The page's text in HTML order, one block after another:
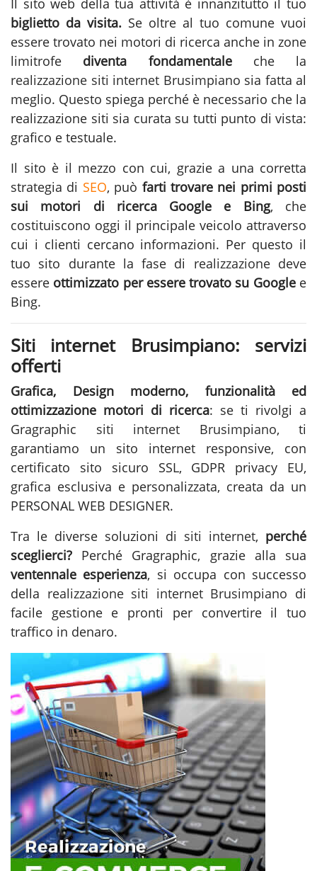
biglietto da visita. Se oltre al tuo comune vuoi
essere trovato nei motori di ricerca anche in zone
limitrofe diventa fondamentaleche la
realizzazione siti internet Brusimpiano sia fatta al
meglio. Questo spiega perché è necessario che la
realizzazione siti sia curata su tutti punto di vista:
grafico e testuale.
Il sito è il mezzo con cui, grazie a una corretta
strategia di SEO, può farti trovare nei primi posti
sui motori di ricerca Google e Bing, che
costituiscono oggi il principale veicolo attraverso
cui i clienti cercano informazioni. Per questo il
tuo sito durante la fase di realizzazionedeve
essere ottimizzato per essere trovato su Googlee
Bing.
Siti internet Brusimpiano: servizi
offerti
Grafica, Design moderno, funzionalità ed
ottimizzazione motori di ricerca: se ti rivolgi a
Gragraphic siti internet Brusimpiano, ti
garantiamo un sito internet responsive, con
certificato sito sicuro SSL, GDPR privacy EU,
grafica esclusiva e personalizzata, creata da un
PERSONAL WEB DESIGNER.
Tra le diverse soluzioni di siti internet, perché
sceglierci? Perché Gragraphic, grazie alla sua
ventennale esperienza, si occupa con successo
della realizzazione siti internet Brusimpiano di
facile gestione e pronti per convertire il tuo
traffico in denaro.